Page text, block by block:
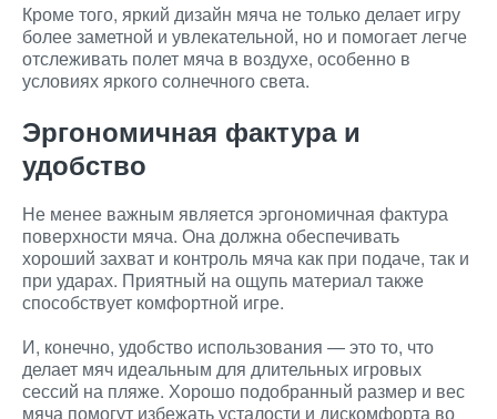
Кроме того, яркий дизайн мяча не только делает игру
более заметной и увлекательной, но и помогает легче
отслеживать полет мяча в воздухе, особенно в
условиях яркого солнечного света.
Эргономичная фактура и
удобство
Не менее важным является эргономичная фактура
поверхности мяча. Она должна обеспечивать
хороший захват и контроль мяча как при подаче, так и
при ударах. Приятный на ощупь материал также
способствует комфортной игре.
И, конечно, удобство использования — это то, что
делает мяч идеальным для длительных игровых
сессий на пляже. Хорошо подобранный размер и вес
мяча помогут избежать усталости и дискомфорта во